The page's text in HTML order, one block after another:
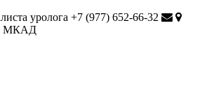
уролога +7 (977) 652-66-32
МКАД